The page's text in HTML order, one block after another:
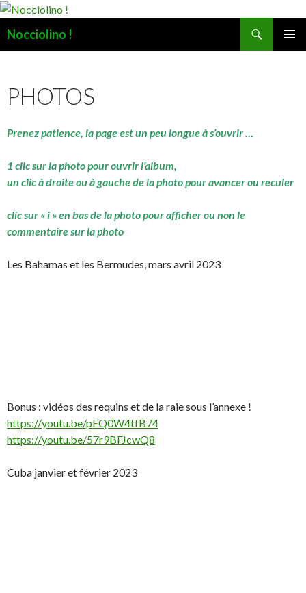
Nocciolino !
PHOTOS
Prenez patience, la page est un peu longue à s’ouvrir …
1 clic sur la photo pour ouvrir l’album,
un clic à droite ou à gauche de la photo pour avancer ou reculer
clic sur « i » en bas de la photo pour afficher ou non le
commentaire sur la photo
Les Bahamas et les Bermudes, mars avril 2023
Bonus : vidéos des requins et de la raie sous l’annexe !
https://youtu.be/pEQ0W4tfB74
https://youtu.be/57r9BFJcwQ8
Cuba janvier et février 2023